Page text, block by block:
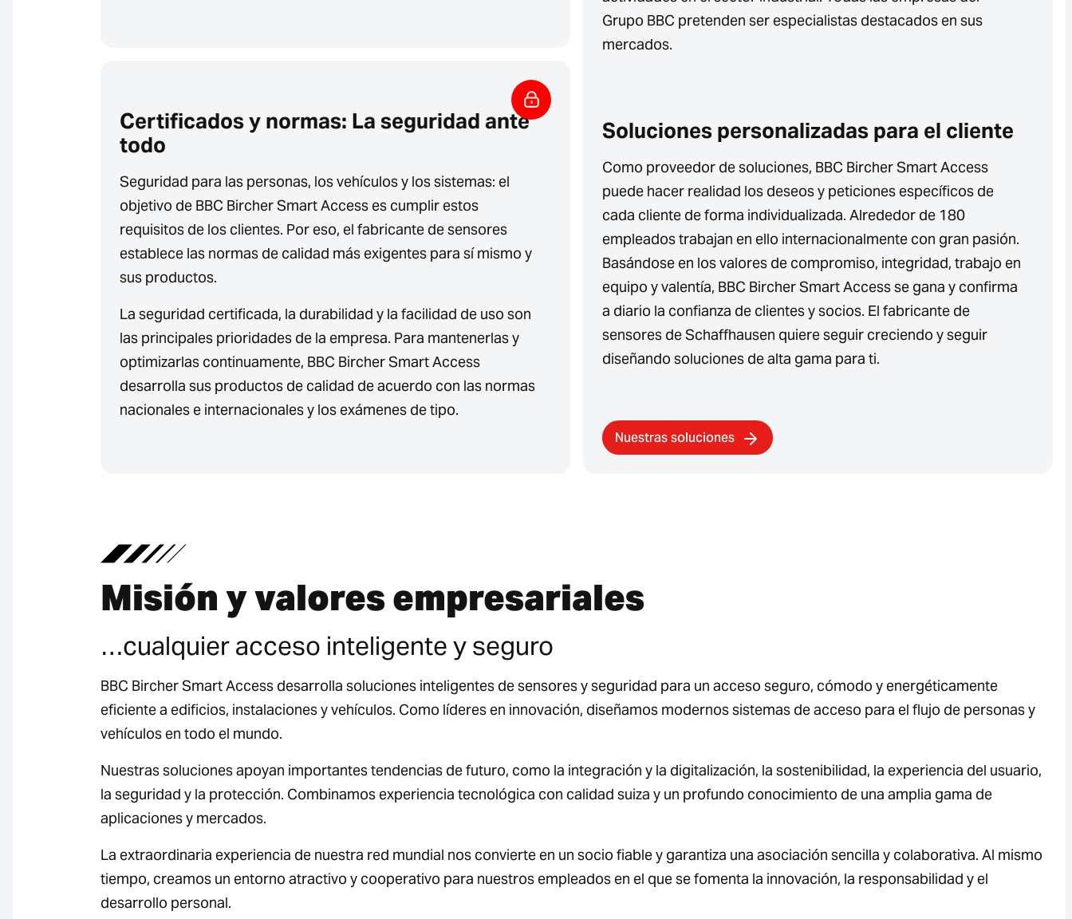
Certificados y normas: La seguridad ante
todo
Seguridad para las personas, los vehículos y los sistemas: el
objetivo de BBC Bircher Smart Access es cumplir estos
requisitos de los clientes. Por eso, el fabricante de sensores
establece las normas de calidad más exigentes para sí mismo y
sus productos.
La seguridad certificada, la durabilidad y la facilidad de uso son
las principales prioridades de la empresa. Para mantenerlas y
optimizarlas continuamente, BBC Bircher Smart Access
desarrolla sus productos de calidad de acuerdo con las normas
nacionales e internacionales y los exámenes de tipo.
Grupo BBC pretenden ser especialistas destacados en sus
mercados.
Soluciones personalizadas para el cliente
Como proveedor de soluciones, BBC Bircher Smart Access
puede hacer realidad los deseos y peticiones específicos de
cada cliente de forma individualizada. Alrededor de 180
empleados trabajan en ello internacionalmente con gran pasión.
Basándose en los valores de compromiso, integridad, trabajo en
equipo y valentía, BBC Bircher Smart Access se gana y confirma
a diario la confianza de clientes y socios. El fabricante de
sensores de Schaffhausen quiere seguir creciendo y seguir
diseñando soluciones de alta gama para ti.
Nuestras soluciones
Misión y valores empresariales
…cualquier acceso inteligente y seguro
BBC Bircher Smart Access desarrolla soluciones inteligentes de sensores y seguridad para un acceso seguro, cómodo y energéticamente
eficiente a edificios, instalaciones y vehículos. Como líderes en innovación, diseñamos modernos sistemas de acceso para el flujo de personas y
vehículos en todo el mundo.
Nuestras soluciones apoyan importantes tendencias de futuro, como la integración y la digitalización, la sostenibilidad, la experiencia del usuario,
la seguridad y la protección. Combinamos experiencia tecnológica con calidad suiza y un profundo conocimiento de una amplia gama de
aplicaciones y mercados.
La extraordinaria experiencia de nuestra red mundial nos convierte en un socio fiable y garantiza una asociación sencilla y colaborativa. Al mismo
tiempo, creamos un entorno atractivo y cooperativo para nuestros empleados en el que se fomenta la innovación, la responsabilidad y el
desarrollo personal.